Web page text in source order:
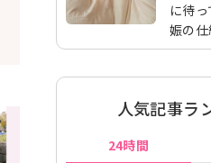
に待
娠の仕
人気記事ラ
24時間